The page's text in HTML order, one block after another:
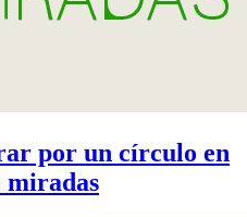
por un círculo en
miradas